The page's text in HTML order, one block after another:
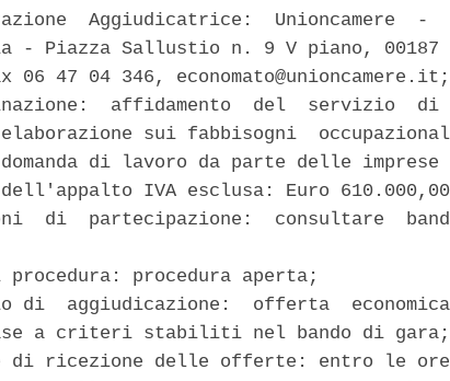
Aggiudicatrice:  Unioncamere  -
- Piazza Sallustio n. 9 V piano, 00187
06 47 04 346, economato@unioncamere.it;
affidamento  del  servizio  di
sui fabbisogni
di lavoro da parte delle
IVA esclusa: Euro
di  partecipazione:  consultare
procedura: procedura aperta;
di  aggiudicazione:  offerta
a criteri stabiliti nel bando di gara;
di ricezione delle offerte: entro le